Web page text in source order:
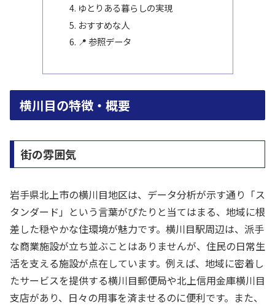
ゆとりある暮らしの実現
おすすめな人
📍 参照データ
横川目の特徴・概要
街の雰囲気
岩手県北上市の横川目地区は、データ分析が示す通り「ス
タンダード」という言葉がぴたりと当てはまる、地域に根
差した穏やかな住環境が魅力です。横川目駅周辺は、派手
な商業施設が立ち並ぶことはありませんが、住民の日常生
活を支える施設が点在しています。例えば、地域に密着し
たサービスを提供する横川目郵便局や北上信用金庫横川目
支店があり、日々の用事を済ませるのに便利です。また、